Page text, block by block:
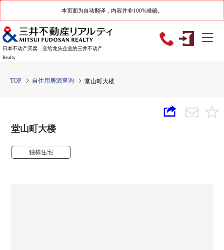
本页面为自动翻译，内容并非100%准确。
日本不动产买卖，交给龙头企业的三井不动产
Realty
TOP 自住用房源查询 堂山町大楼
堂山町大楼
独栋住宅